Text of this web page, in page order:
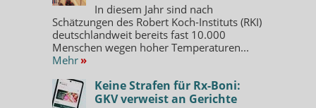
In diesem Jahr sind nach
Schätzungen des Robert Koch-Instituts (RKI)
deutschlandweit bereits fast 10.000
Menschen wegen hoher Temperaturen...
Mehr »
Keine Strafen für Rx-Boni:
GKV verweist an Gerichte